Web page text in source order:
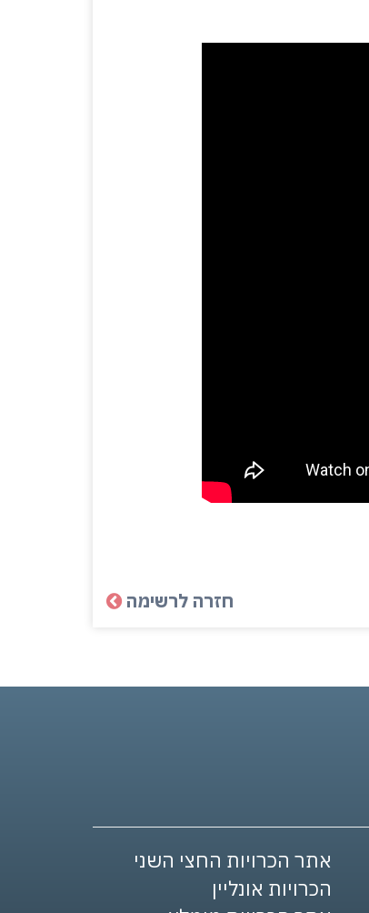
חזרה לרשימה
אתר הכרויות החצי השני
הכרויות אונליין